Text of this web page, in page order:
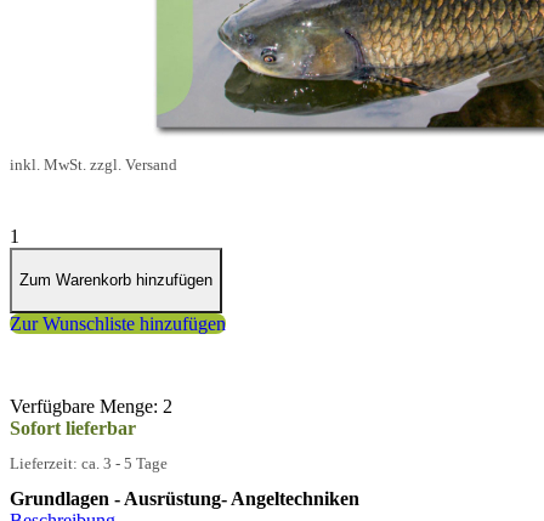
19,95 €
inkl. MwSt. zzgl. Versand
1
Zum Warenkorb hinzufügen
Zur Wunschliste hinzufügen
Verfügbare Menge: 2
Sofort lieferbar
Lieferzeit: ca. 3 - 5 Tage
Grundlagen - Ausrüstung- Angeltechniken